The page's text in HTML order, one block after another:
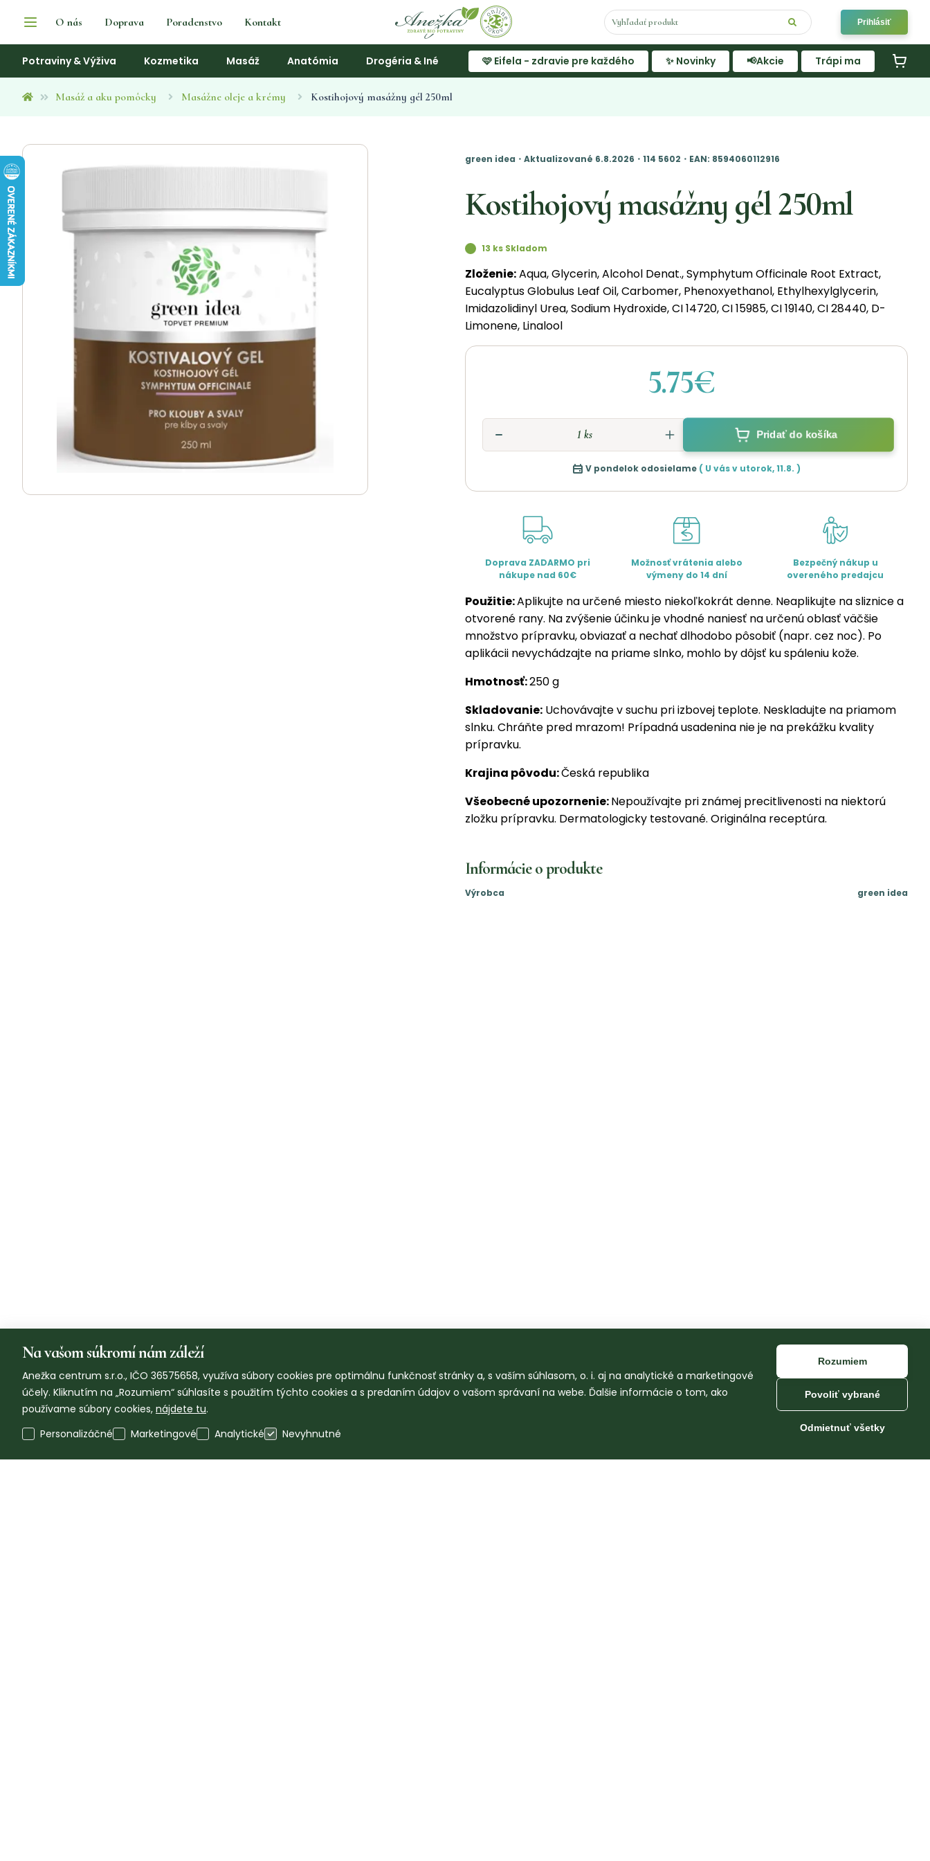
O nás Doprava Poradenstvo Kontakt Prihlásiť
Potraviny & Výživa Kozmetika Masáž Anatómia Drogéria & Iné 🩷 Eifela - zdravie pre každého ✨ Novinky 📢Akcie Trápi ma
Masáž a aku pomôcky Masážne oleje a krémy Kostihojový masážny gél 250ml
green idea・Aktualizované 6.8.2026・114 5602・EAN: 8594060112916
Kostihojový masážny gél 250ml
13 ks Skladom
Zloženie:Aqua, Glycerin, Alcohol Denat., Symphytum Officinale Root Extract,
Eucalyptus Globulus Leaf Oil, Carbomer, Phenoxyethanol, Ethylhexylglycerin,
Imidazolidinyl Urea, Sodium Hydroxide, CI 14720, CI 15985, CI 19140, CI 28440, D-
Limonene, Linalool
5.75€
Pridať do košíka
V pondelok odosielame ( U vás v utorok,11.8. )
Doprava ZADARMO pri
nákupe nad 60€
Možnosť vrátenia alebo
výmeny do 14 dní
Bezpečný nákup u
overeného predajcu
Použitie:Aplikujte na určené miesto niekoľkokrát denne. Neaplikujte na sliznice a
otvorené rany. Na zvýšenie účinku je vhodné naniesť na určenú oblasť väčšie
množstvo prípravku, obviazať a nechať dlhodobo pôsobiť (napr. cez noc). Po
aplikácii nevychádzajte na priame slnko, mohlo by dôjsť ku spáleniu kože.
Hmotnosť:250 g
Skladovanie: Uchovávajte v suchu pri izbovej teplote. Neskladujte na priamom
slnku. Chráňte pred mrazom! Prípadná usadenina nie je na prekážku kvality
prípravku.
Krajina pôvodu:Česká republika
Všeobecné upozornenie:Nepoužívajte pri známej precitlivenosti na niektorú
zložku prípravku. Dermatologicky testované. Originálna receptúra.
Informácie o produkte
Výrobca green idea
Na vašom súkromí nám záleží
Anežka centrum s.r.o., IČO 36575658, využíva súbory cookies pre optimálnu funkčnosť stránky a, s vaším súhlasom, o. i. aj na analytické a marketingové
účely. Kliknutím na „Rozumiem“ súhlasíte s použitím týchto cookies a s predaním údajov o vašom správaní na webe. Ďalšie informácie o tom, ako
používame súbory cookies, nájdete tu.
Personalizáčné
Marketingové Analytické Nevyhnutné
Rozumiem
Povoliť vybrané
Odmietnuť všetky